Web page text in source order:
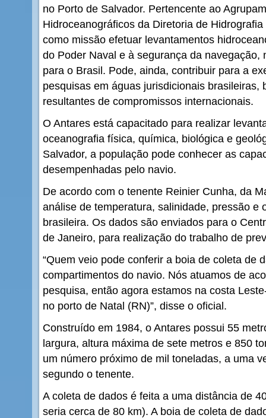
no Porto de Salvador. Pertencente ao
Hidroceanográficos da Diretoria de
como missão efetuar levantamentos
do Poder Naval e à segurança da navegação,
para o Brasil. Pode, ainda, contribuir para a
pesquisas em águas jurisdicionais brasileiras,
resultantes de compromissos internacionais.
O Antares está capacitado para realizar
oceanografia física, química, biológica e
Salvador, a população pode conhecer as
desempenhadas pelo navio.
De acordo com o tenente Reinier Cunha, da
análise de temperatura, salinidade, pressão e
brasileira. Os dados são enviados para o
de Janeiro, para realização do trabalho de
“Quem veio pode conferir a boia de coleta de
compartimentos do navio. Nós atuamos de
pesquisa, então agora estamos na costa
no porto de Natal (RN)”, disse o oficial.
Construído em 1984, o Antares possui 55
largura, altura máxima de sete metros e 850
um número próximo de mil toneladas, a uma
segundo o tenente.
A coleta de dados é feita a uma distância de
seria cerca de 80 km). A boia de coleta de